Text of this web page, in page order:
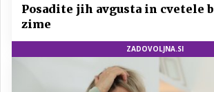
Posadite jih avgusta in cvetele
zime
ZADOVOLJNA.SI